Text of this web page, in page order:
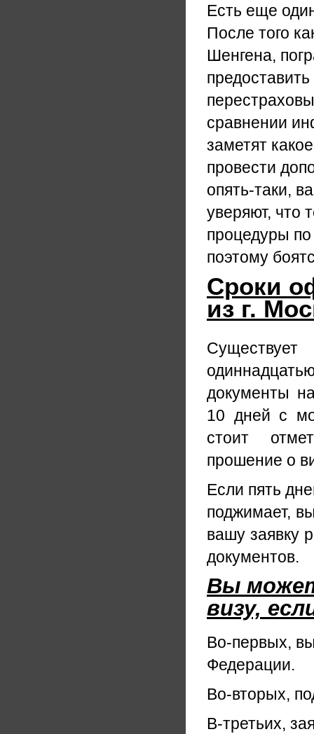
Есть еще
После того
Шенгена,
сравнении
заметят
провести
опять-таки,
уверяют, что
процедуры
поэтому
Сроки
из г.
документы
10 дней с
стоит
прошение о
Если пять
поджимает,
вашу заявку
документов.
Вы
визу,
Во-первых,
Федерации.
Во-вторых,
В-третьих,